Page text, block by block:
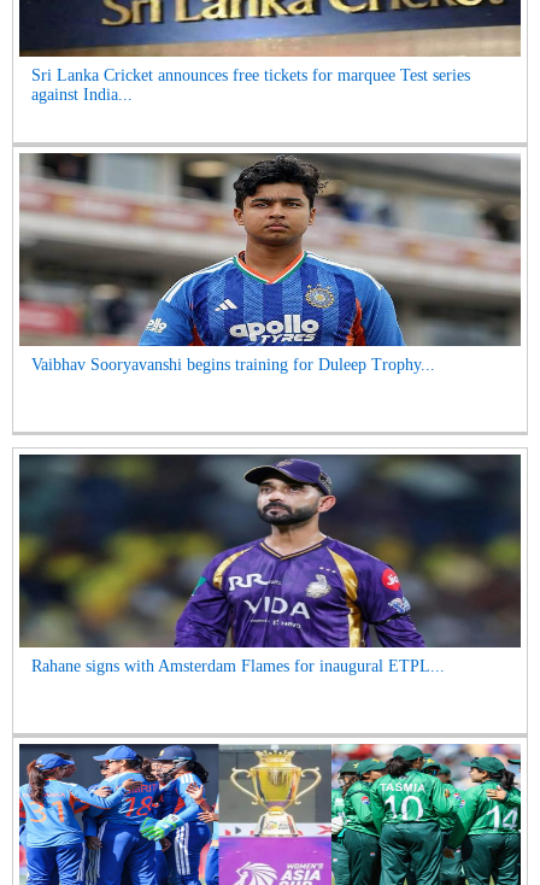
Sri Lanka Cricket announces free tickets for marquee Test series
against India...
Vaibhav Sooryavanshi begins training for Duleep Trophy...
Rahane signs with Amsterdam Flames for inaugural ETPL...